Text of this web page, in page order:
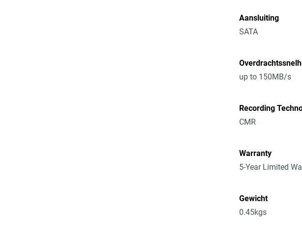
Aansluiting
SATA
up to 150MB/s
Recording
CMR
Warranty
5-Year Limited
Gewicht
0.45kgs